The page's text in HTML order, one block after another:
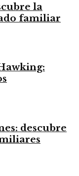
la
familiar
descubre